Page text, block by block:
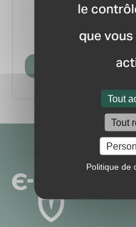
le
que
Tout
Tout
Politique de
information ou
Créer mon compte